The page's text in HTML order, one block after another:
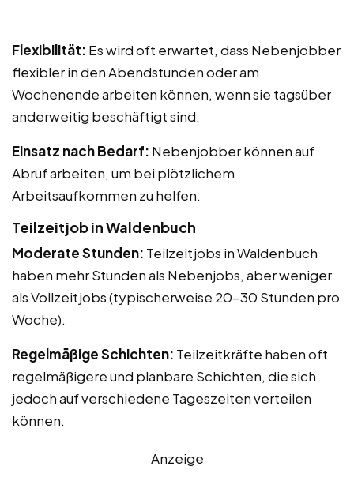
Flexibilität: Es wird oft erwartet, dass Nebenjobber
flexibler in den Abendstunden oder am
Wochenende arbeiten können, wenn sie tagsüber
anderweitig beschäftigt sind.
Einsatz nach Bedarf: Nebenjobber können auf
Abruf arbeiten, um bei plötzlichem
Arbeitsaufkommen zu helfen.
Teilzeitjob in Waldenbuch
Moderate Stunden: Teilzeitjobs in Waldenbuch
haben mehr Stunden als Nebenjobs, aber weniger
als Vollzeitjobs (typischerweise 20-30 Stunden pro
Woche).
Regelmäßige Schichten: Teilzeitkräfte haben oft
regelmäßigere und planbare Schichten, die sich
jedoch auf verschiedene Tageszeiten verteilen
können.
Anzeige